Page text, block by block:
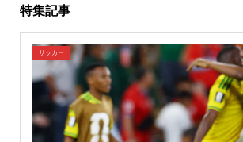
特集記事
サッカー